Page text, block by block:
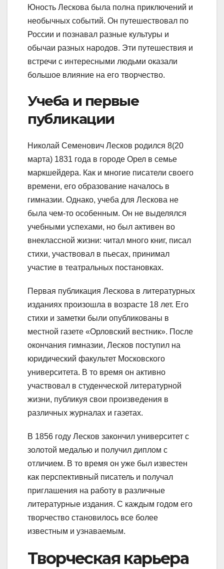
Юность Лескова была полна приключений и
необычных событий. Он путешествовал по
России и познавал разные культуры и
обычаи разных народов. Эти путешествия и
встречи с интересными людьми оказали
большое влияние на его творчество.
Учеба и первые
публикации
Николай Семенович Лесков родился 8(20
марта) 1831 года в городе Орел в семье
маркшейдера. Как и многие писатели своего
времени, его образование началось в
гимназии. Однако, учеба для Лескова не
была чем-то особенным. Он не выделялся
учебными успехами, но был активен во
внеклассной жизни: читал много книг, писал
стихи, участвовал в пьесах, принимал
участие в театральных постановках.
Первая публикация Лескова в литературных
изданиях произошла в возрасте 18 лет. Его
стихи и заметки были опубликованы в
местной газете «Орловский вестник». После
окончания гимназии, Лесков поступил на
юридический факультет Московского
университета. В то время он активно
участвовал в студенческой литературной
жизни, публикуя свои произведения в
различных журналах и газетах.
В 1856 году Лесков закончил университет с
золотой медалью и получил диплом с
отличием. В то время он уже был известен
как перспективный писатель и получал
приглашения на работу в различные
литературные издания. С каждым годом его
творчество становилось все более
известным и узнаваемым.
Творческая карьера